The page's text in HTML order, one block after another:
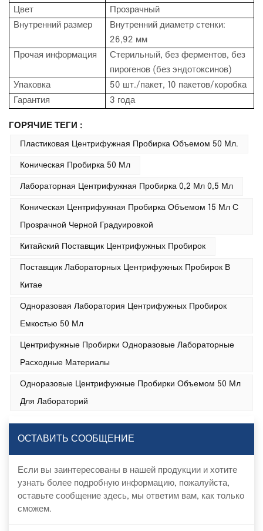
Цвет
Прозрачный
Внутренний размер
Внутренний диаметр стенки:
26,92 мм
Прочая информация
Стерильный, без ферментов, без
пирогенов (без эндотоксинов)
Упаковка
50 шт./пакет, 10 пакетов/коробка
Гарантия
3 года
ГОРЯЧИЕ ТЕГИ :
Пластиковая Центрифужная Пробирка Объемом 50 Мл.
Коническая Пробирка 50 Мл
Лабораторная Центрифужная Пробирка 0,2 Мл 0,5 Мл
Коническая Центрифужная Пробирка Объемом 15 Мл С
Прозрачной Черной Градуировкой
Китайский Поставщик Центрифужных Пробирок
Поставщик Лабораторных Центрифужных Пробирок В
Китае
Одноразовая Лаборатория Центрифужных Пробирок
Емкостью 50 Мл
Центрифужные Пробирки Одноразовые Лабораторные
Расходные Материалы
Одноразовые Центрифужные Пробирки Объемом 50 Мл
Для Лабораторий
ОСТАВИТЬ СООБЩЕНИЕ
Если вы заинтересованы в нашей продукции и хотите
узнать более подробную информацию, пожалуйста,
оставьте сообщение здесь, мы ответим вам, как только
сможем.